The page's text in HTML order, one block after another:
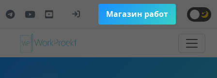
Магазин работ